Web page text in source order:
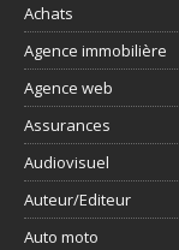
Achats
Agence immobilière
Agence web
Assurances
Audiovisuel
Auteur/Editeur
Auto moto